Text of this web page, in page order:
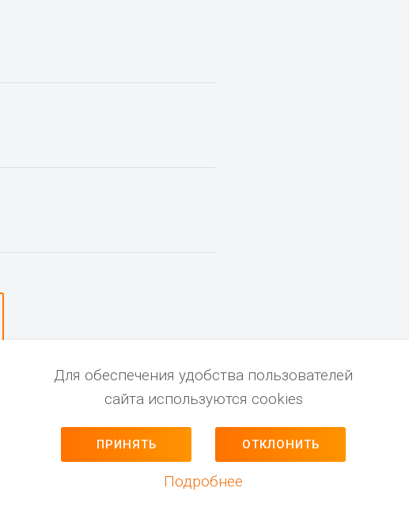
Для обеспечения удобства пользователей
сайта используются cookies
ПРИНЯТЬ ОТКЛОНИТЬ
Подробнее